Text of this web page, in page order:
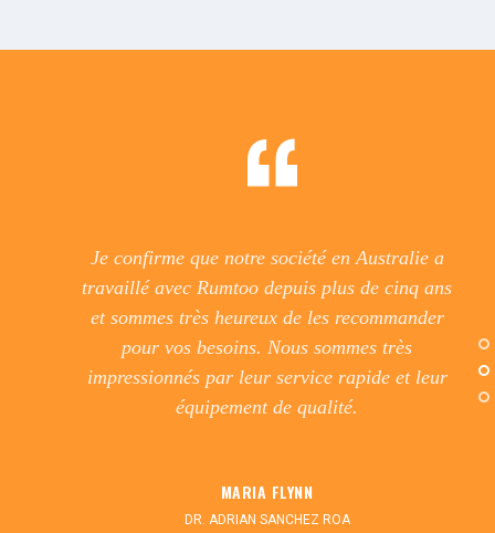
Je confirme que notre société en Australie a
travaillé avec Rumtoo depuis plus de cinq ans
et sommes très heureux de les recommander
pour vos besoins. Nous sommes très
impressionnés par leur service rapide et leur
équipement de qualité.
MARIA FLYNN
DR. ADRIAN SANCHEZ ROA